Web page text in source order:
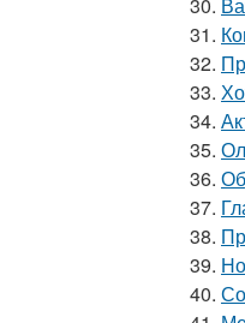
31.
32.
33.
34.
35.
36.
37.
38.
39.
40.